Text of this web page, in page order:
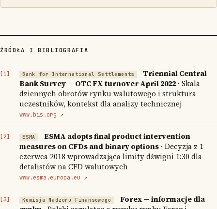
ŹRÓDŁA I BIBLIOGRAFIA
Bank for International Settlements
Triennial Central
Bank Survey — OTC FX turnover April 2022 · Skala
dziennych obrotów rynku walutowego i struktura
uczestników, kontekst dla analizy technicznej
www.bis.org ↗
ESMA
ESMA adopts final product intervention
measures on CFDs and binary options · Decyzja z 1
czerwca 2018 wprowadzająca limity dźwigni 1:30 dla
detalistów na CFD walutowych
www.esma.europa.eu ↗
Komisja Nadzoru Finansowego
Forex — informacje dla